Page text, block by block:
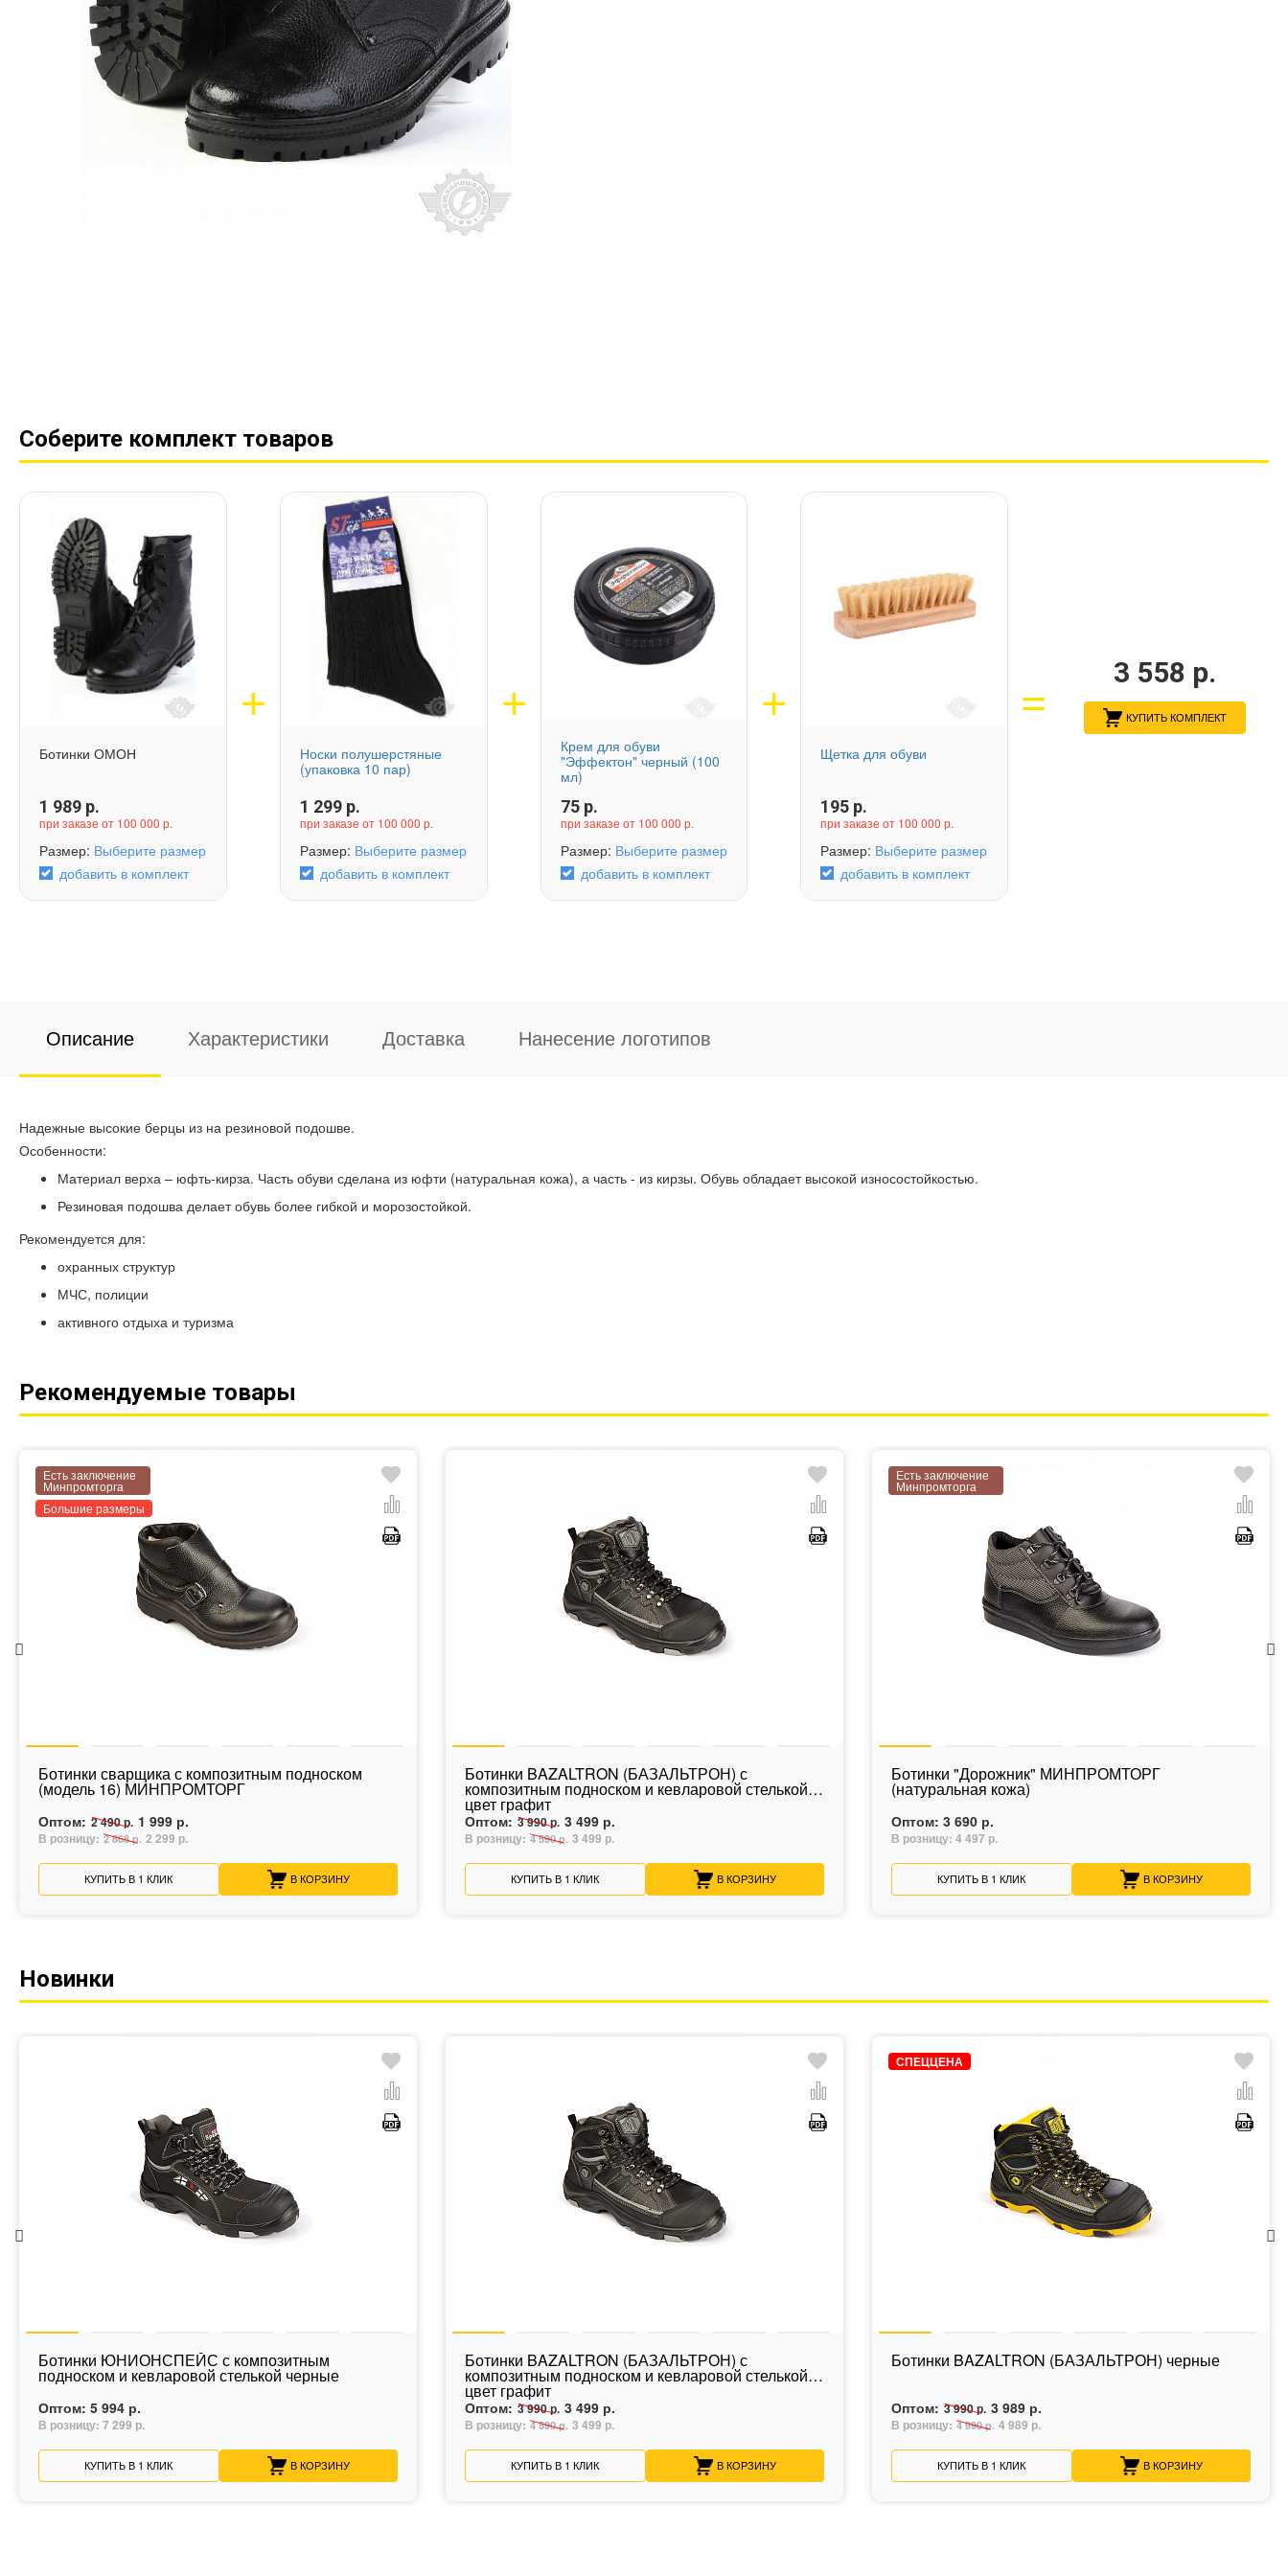
Соберите комплект товаров
Ботинки ОМОН
1 989 р.
при заказе от 100 000 р.
Размер: Выберите размер
добавить в комплект
Носки полушерстяные
(упаковка 10 пар)
1 299р.
при заказе от 100 000 р.
Размер: Выберите размер
добавить в комплект
Крем для обуви
"Эффектон" черный (100
мл)
75р.
при заказе от 100 000 р.
Размер: Выберите размер
добавить в комплект
Щетка для обуви
195 р.
при заказе от 100 000 р.
Размер: Выберите размер
добавить в комплект
3 558 р.
КУПИТЬ КОМПЛЕКТ
Описание Характеристики Доставка Нанесение логотипов
Надежные высокие берцы из на резиновой подошве.
Особенности:
Материал верха – юфть-кирза. Часть обуви сделана из юфти (натуральная кожа), а часть - из кирзы. Обувь обладает высокой износостойкостью.
Резиновая подошва делает обувь более гибкой и морозостойкой.
Рекомендуется для:
охранных структур
МЧС, полиции
активного отдыха и туризма
Рекомендуемые товары
Есть заключение
Минпромторга
Большие размеры
Ботинки сварщика с композитным подноском
(модель 16) МИНПРОМТОРГ
Оптом: 2 490 р. 1 999 р.
В розницу: 2 868 р. 2 299 р.
КУПИТЬ В 1 КЛИК В КОРЗИНУ
Ботинки BAZALTRON (БАЗАЛЬТРОН) с
композитным подноском и кевларовой стелькой
цвет графит
Оптом: 3 990 р. 3 499 р.
В розницу: 4 590 р. 3 499 р.
КУПИТЬ В 1 КЛИК В КОРЗИНУ
Есть заключение
Минпромторга
Ботинки "Дорожник" МИНПРОМТОРГ
(натуральная кожа)
Оптом: 3 690 р.
В розницу: 4 497 р.
КУПИТЬ В 1 КЛИК В КОРЗИНУ
Новинки
Ботинки ЮНИОНСПЕЙС с композитным
подноском и кевларовой стелькой черные
Оптом: 5 994 р.
В розницу: 7 299 р.
КУПИТЬ В 1 КЛИК В КОРЗИНУ
Ботинки BAZALTRON (БАЗАЛЬТРОН) с
композитным подноском и кевларовой стелькой
цвет графит
Оптом: 3 990 р. 3 499 р.
В розницу: 4 590 р. 3 499 р.
КУПИТЬ В 1 КЛИК В КОРЗИНУ
СПЕЦЦЕНА
Ботинки BAZALTRON (БАЗАЛЬТРОН) черные
Оптом: 3 990 р. 3 989 р.
В розницу: 4 990 р. 4 989 р.
КУПИТЬ В 1 КЛИК В КОРЗИНУ